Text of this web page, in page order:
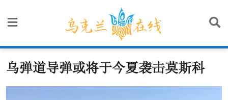
乌弹道导弹或将于今夏袭击莫斯科